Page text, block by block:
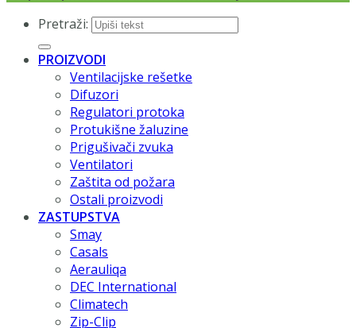
Pretraži:
PROIZVODI
Ventilacijske rešetke
Difuzori
Regulatori protoka
Protukišne žaluzine
Prigušivači zvuka
Ventilatori
Zaštita od požara
Ostali proizvodi
ZASTUPSTVA
Smay
Casals
Aerauliqa
DEC International
Climatech
Zip-Clip